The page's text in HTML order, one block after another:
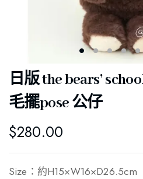
日版 the bears’
毛擺pose 公仔
$280.00
Size：約H15×W16×D26.5cm